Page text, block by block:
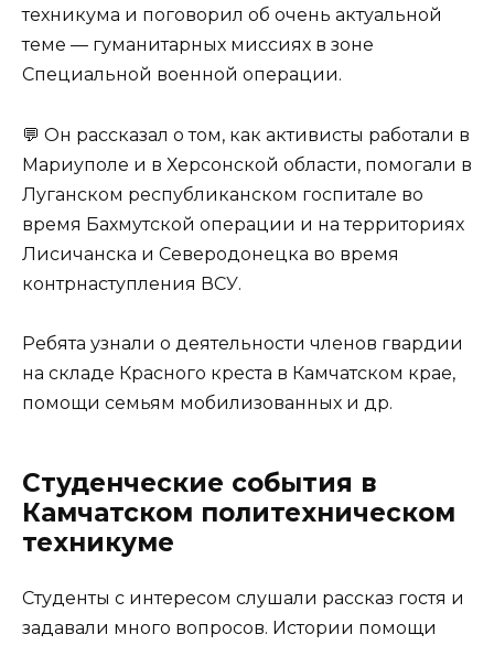
техникума и поговорил об очень актуальной
теме — гуманитарных миссиях в зоне
Специальной военной операции.
💬 Он рассказал о том, как активисты работали в
Мариуполе и в Херсонской области, помогали в
Луганском республиканском госпитале во
время Бахмутской операции и на территориях
Лисичанска и Северодонецка во время
контрнаступления ВСУ.
Ребята узнали о деятельности членов гвардии
на складе Красного креста в Камчатском крае,
помощи семьям мобилизованных и др.
Студенческие события в
Камчатском политехническом
техникуме
Студенты с интересом слушали рассказ гостя и
задавали много вопросов. Истории помощи